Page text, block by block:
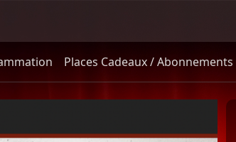
Places Cadeaux / Abonnements
content